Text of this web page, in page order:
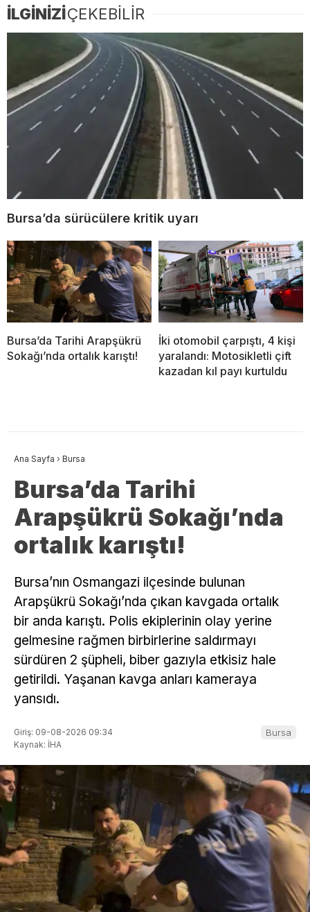
İLGİNİZİÇEKEBİLİR
Bursa’da sürücülere kritik uyarı
Bursa’da Tarihi Arapşükrü
Sokağı’nda ortalık karıştı!
İki otomobil çarpıştı, 4 kişi
yaralandı: Motosikletli çift
kazadan kıl payı kurtuldu
Ana Sayfa › Bursa
Bursa’da Tarihi
Arapşükrü Sokağı’nda
ortalık karıştı!
Bursa’nın Osmangazi ilçesinde bulunan
Arapşükrü Sokağı’nda çıkan kavgada ortalık
bir anda karıştı. Polis ekiplerinin olay yerine
gelmesine rağmen birbirlerine saldırmayı
sürdüren 2 şüpheli, biber gazıyla etkisiz hale
getirildi. Yaşanan kavga anları kameraya
yansıdı.
Giriş: 09-08-2026 09:34
Kaynak: İHA
Bursa